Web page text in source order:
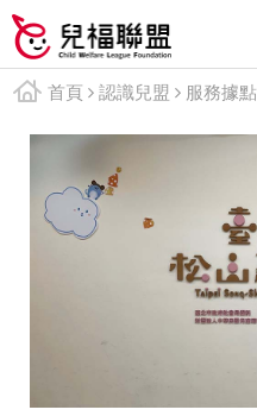
首頁 認識兒盟 服務據點